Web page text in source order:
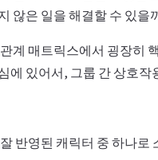
않은 일을 해결할 수 있을
계 매트릭스에서 굉장히
에 있어서, 그룹 간 상호
반영된 캐릭터 중 하나로